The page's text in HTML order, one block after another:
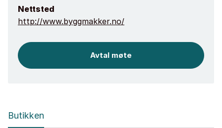
Nettsted
http://www.byggmakker.no/
Avtal møte
Butikken